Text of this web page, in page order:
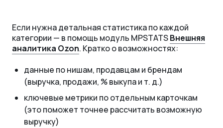
Если нужна детальная статистика по каждой
категории — в помощь модуль MPSTATSВнешняя
аналитика Ozon. Кратко о возможностях:
данные по нишам, продавцам и брендам
(выручка, продажи, % выкупаи т. д.)
ключевые метрики по отдельным карточкам
(это поможет точнее рассчитать возможную
выручку)